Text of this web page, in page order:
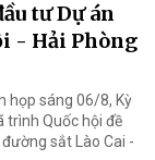
tư Dự án
- Hải Phòng
họp sáng 06/8, Kỳ
trình Quốc hội đề
sắt Lào Cai -